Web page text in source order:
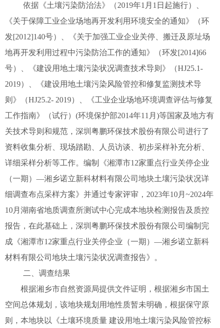
依据《土壤污染防治法》（2019年1 月 1 日起施行）、
《关于保障工业企业场地再开发利用环境安全的通知》（环
发[2012]140号）、《关于加强工业企业关停、搬迁及原址场
地再开发利用过程中污染防治工作的通知》（环发[2014]66
号）、《建设用地土壤污染状况调查技术导则》（HJ25.1-
2019）、《建设用地土壤污染风险管控和修复监测技术导
则》（HJ25.2- 2019）、《工业企业场地环境调查评估与修复
工作指南》（试行） (环境保护部2014年11 月 )等国家及地方有
关技术导则和规范，深圳粤鹏环保技术股份有限公司进行了
资料收集分析、现场踏勘、人员访谈、初步采样补充分析、
详细采样分析等工作。编制《湘潭市12家重点行业关停企业
（一期）—湘乡诺立新科材料有限公司地块土壤污染状况详
细调查布点采样方案》并通过专家评审， 2023年10月 ~2024年
10月湖南省地质调查所测试中心完成本地块检测报告及质控
报告，在此基础上，深圳粤鹏环保技术股份有限公司编制完
成《湘潭市12家重点行业关停企业（一期）—湘乡诺立新科
材料有限公司地块土壤污染状况调查报告》。
二、调查结果
根据湘乡市自然资源局提供文件证明，根据湘乡市国土
空间总体规划，该地块规划用地性质暂未明确 ，根据保守原
则，本地块以《土壤环境质量 建设用地土壤污染风险管控标